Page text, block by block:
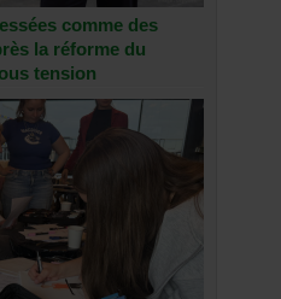
comme des
la réforme du
tension